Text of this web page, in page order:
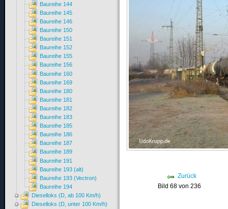
Zurück
Bild 68 von 236
Baureihe 144
Baureihe 145
Baureihe 146
Baureihe 150
Baureihe 151
Baureihe 152
Baureihe 155
Baureihe 156
Baureihe 160
Baureihe 169
Baureihe 180
Baureihe 181
Baureihe 182
Baureihe 183
Baureihe 185
Baureihe 186
Baureihe 187
Baureihe 189
Baureihe 191
Baureihe 193 (alt)
Baureihe 193 (Vectron)
Baureihe 194
Dieselloks (D, ab 100 Km/h)
Dieselloks (D, unter 100 Km/h)